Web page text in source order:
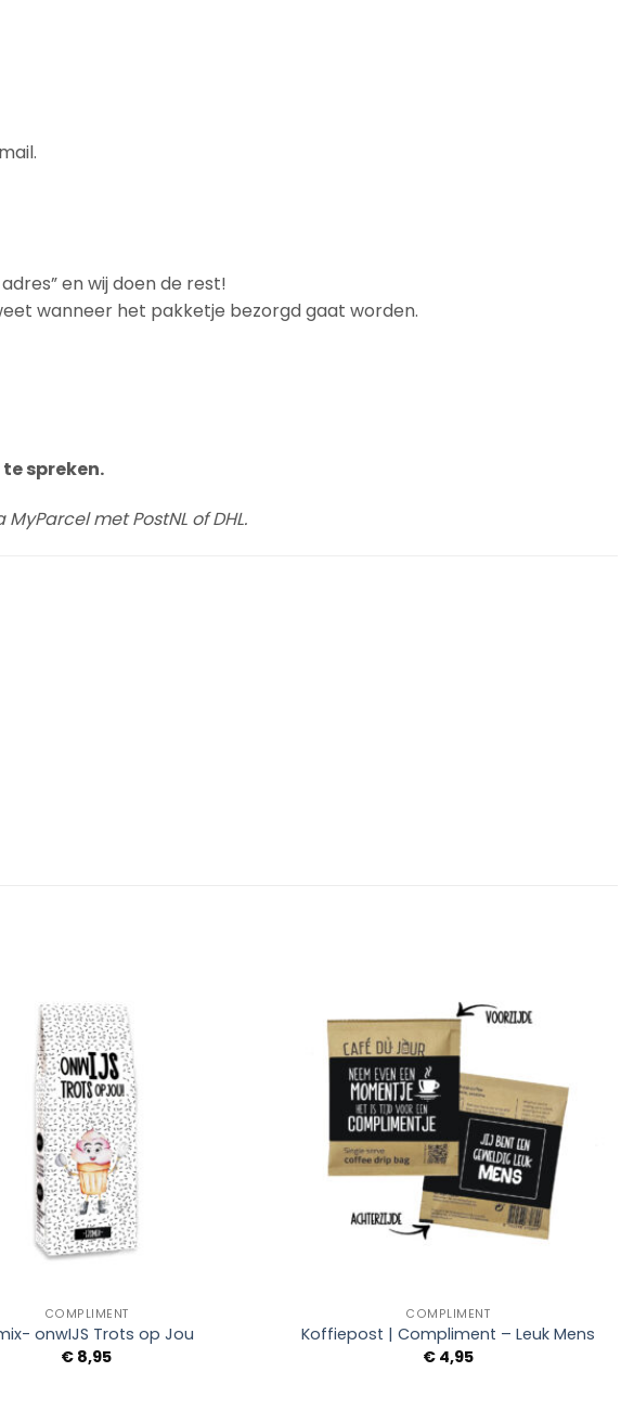
en wij doen de rest!
wanneer het pakketje bezorgd gaat worden.
spreken.
met PostNL of DHL.
COMPLIMENT
onwIJS Trots op Jou
€ 8,95
COMPLIMENT
Koffiepost | Compliment – Leuk Mens
€4,95